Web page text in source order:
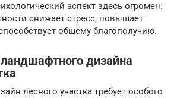
аспект здесь огромен:
снижает стресс, повышает
общему благополучию.
дизайна
лесного участка требует особого